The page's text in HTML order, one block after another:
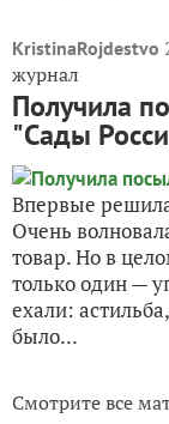
KristinaRojdestvo
журнал
Получила
"Сады
Впервые
Очень
товар. Но в
только один —
ехали:
было...
Смотрите все